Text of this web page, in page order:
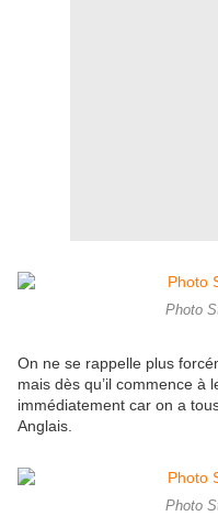
Photo
On ne se rappelle plus
mais dès qu’il commence à
immédiatement car on a
Anglais.
Photo